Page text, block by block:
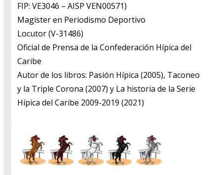
FIP: VE3046 – AISP VEN00571)
​Magister en Periodismo Deportivo
​Locutor (V-31486)
​Oficial de Prensa de la Confederación Hípica del
Caribe
​Autor de los libros: Pasión Hípica (2005), Taconeo
y la Triple Corona (2007) y La historia de la Serie
Hípica del Caribe 2009-2019 (2021)